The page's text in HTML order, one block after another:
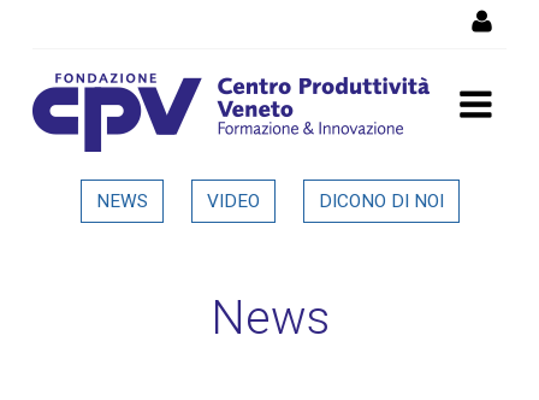
Bando della Regione Veneto
imprese - Dettaglio in
NEWS VIDEO DICONO DI NOI
News